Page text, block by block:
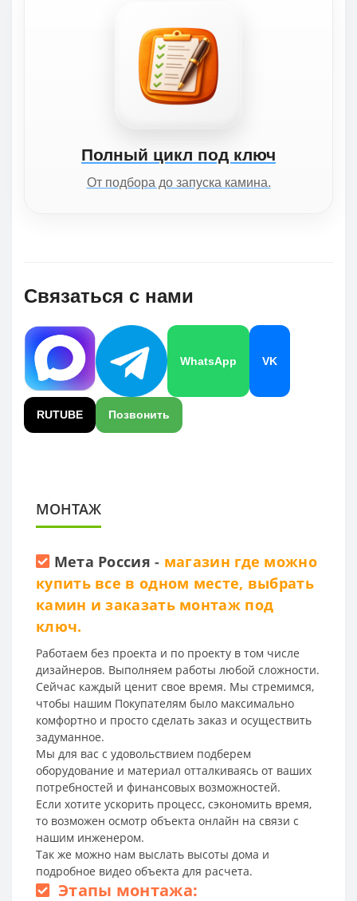
Полный цикл под ключ
От подбора до запуска камина.
Связаться с нами
WhatsApp VK
RUTUBE Позвонить
МОНТАЖ
Мета Россия - магазин где можно
купить все в одном месте, выбрать
камин и заказать монтаж под
ключ.
Работаем без проекта и по проекту в том числе
дизайнеров. Выполняем работы любой сложности.
Сейчас каждый ценит свое время. Мы стремимся,
чтобы нашим Покупателям было максимально
комфортно и просто сделать заказ и осуществить
задуманное.
Мы для вас с удовольствием подберем
оборудование и материал отталкиваясь от ваших
потребностей и финансовых возможностей.
Если хотите ускорить процесс, сэкономить время,
то возможен осмотр объекта онлайн на связи с
нашим инженером.
Так же можно нам выслать высоты дома и
подробное видео объекта для расчета.
Этапы монтажа: